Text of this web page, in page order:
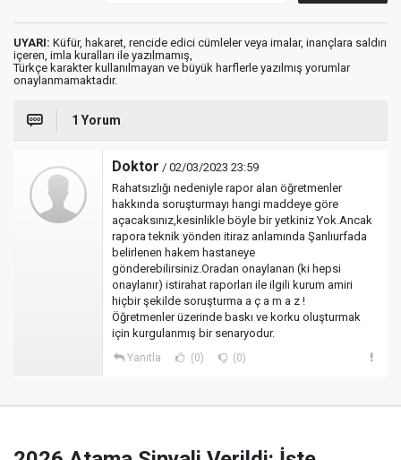
UYARI: Küfür, hakaret, rencide edici cümleler veya imalar, inançlara saldırı
içeren, imla kuralları ile yazılmamış,
Türkçe karakter kullanılmayan ve büyük harflerle yazılmış yorumlar
onaylanmamaktadır.
1 Yorum
Doktor / 02/03/2023 23:59
Rahatsızlığı nedeniyle rapor alan öğretmenler
hakkında soruşturmayı hangi maddeye göre
açacaksınız,kesinlikle böyle bir yetkiniz Yok.Ancak
rapora teknik yönden itiraz anlamında Şanlıurfada
belirlenen hakem hastaneye
gönderebilirsiniz.Oradan onaylanan (ki hepsi
onaylanır) istirahat raporları ile ilgili kurum amiri
hiçbir şekilde soruşturma a ç a m a z !
Öğretmenler üzerinde baskı ve korku oluşturmak
için kurgulanmış bir senaryodur.
Yanıtla (0) (0)